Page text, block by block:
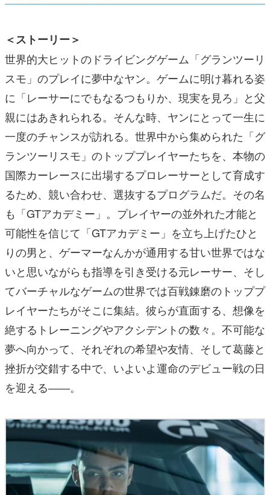
＜ストーリー＞
世界的大ヒットのドライビングゲーム「グランツーリ
スモ」のプレイに夢中なヤン。ゲームに明け暮れる姿
に「レーサーにでもなるつもりか、現実を見ろ」と父
親にはあきれられる。そんな時、ヤンにとって一生に
一度のチャンスが訪れる。世界中から集められた「グ
ランツーリスモ」のトッププレイヤーたちを、本物の
国際カーレースに出場するプロレーサーとして育成す
るため、競い合わせ、選抜するプログラムだ。その名
も「GTアカデミー」。プレイヤーの並外れた才能と
可能性を信じて「GTアカデミー」を立ち上げたひと
りの男と、ゲーマーなんかが通用する甘い世界ではな
いと思いながらも指導を引き受ける元レーサー、そし
てバーチャルなゲームの世界では百戦錬磨のトッププ
レイヤーたちがそこに集結。彼らが直面する、想像を
絶するトレーニングやアクシデントの数々。不可能な
夢へ向かって、それぞれの希望や友情、そして葛藤と
挫折が交錯する中で、いよいよ運命のデビュー戦の日
を迎える――。